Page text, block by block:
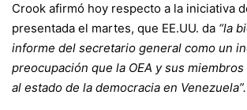
Crook afirmó hoy respecto a la iniciativa
presentada el martes, que EE.UU. da “la
informe del secretario general como un
preocupación que la OEA y sus
al estado de la democracia en Venezuela”.